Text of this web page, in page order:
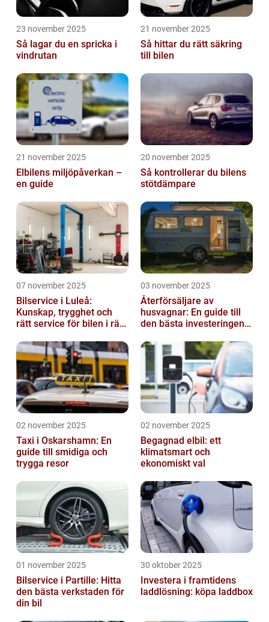
23 november 2025
Så lagar du en spricka i
vindrutan
21 november 2025
Så hittar du rätt säkring
till bilen
21 november 2025
Elbilens miljöpåverkan –
en guide
20 november 2025
Så kontrollerar du bilens
stötdämpare
07 november 2025
Bilservice i Luleå:
Kunskap, trygghet och
rätt service för bilen i rätt
03 november 2025
Återförsäljare av
husvagnar: En guide till
den bästa investeringen
02 november 2025
Taxi i Oskarshamn: En
guide till smidiga och
trygga resor
02 november 2025
Begagnad elbil: ett
klimatsmart och
ekonomiskt val
01 november 2025
Bilservice i Partille: Hitta
den bästa verkstaden för
din bil
30 oktober 2025
Investera i framtidens
laddlösning: köpa laddbox